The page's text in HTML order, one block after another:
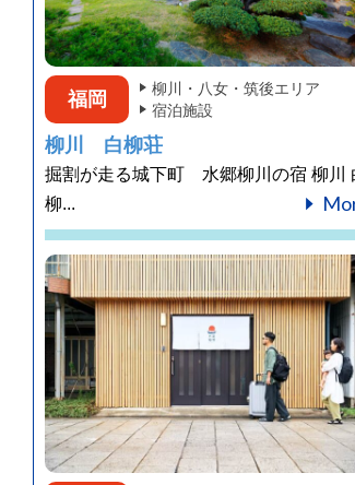
福岡
柳川・八女・筑後エリア
宿泊施設
柳川 白柳荘
掘割が走る城下町 水郷柳川の宿 柳川
柳...